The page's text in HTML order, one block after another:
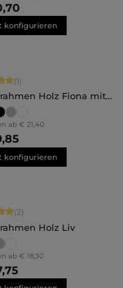
konfigurieren
Bewertung von 5
(1)
Holz Fiona mit
ab € 21,40
konfigurieren
Bewertung von 5
(2)
Holz Liv
ab € 18,30